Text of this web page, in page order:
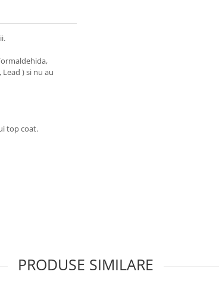
) si nu au
top coat.
PRODUSE SIMILARE